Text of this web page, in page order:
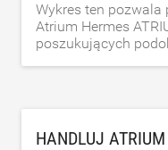
Wykres ten pozwala
Atrium Hermes
poszukujących
HANDLUJ